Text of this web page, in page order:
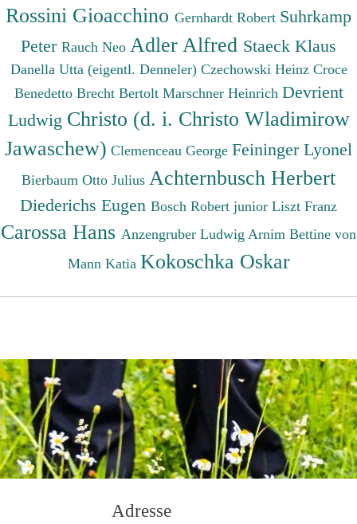
Rossini Gioacchino Gernhardt Robert Suhrkamp
Peter Rauch Neo Adler Alfred Staeck Klaus
Danella Utta (eigentl. Denneler) Czechowski Heinz Croce
Benedetto Brecht Bertolt Marschner Heinrich Devrient
Ludwig Christo (d. i. Christo Wladimirow
Jawaschew) Clemenceau George Feininger Lyonel
Bierbaum Otto Julius Achternbusch Herbert
Diederichs Eugen Bosch Robert junior Liszt Franz
Carossa Hans Anzengruber Ludwig Arnim Bettine von
Mann Katia Kokoschka Oskar
Adresse